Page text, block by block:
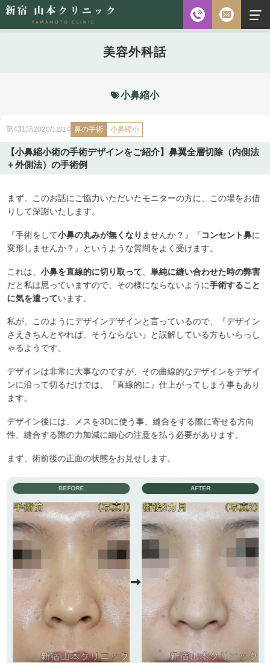
お電話
ご予約前に必ず下記のページをご確認ください。
ご予約について
※初診の方専用
無料相談・
お問い合わせ
03-5315-4391
美容外科話
小鼻縮小
第431話2020/12/14 鼻の手術 小鼻縮小
【小鼻縮小術の手術デザインをご紹介】鼻翼全層切除（内側法
＋外側法）の手術例
まず、このお話にご協力いただいたモニターの方に、この場をお借
りして深謝いたします。
『手術をして小鼻の丸みが無くなり ませんか？』『コンセント鼻に
変形しませんか？』というような質問をよく受けます。
これは、小鼻を直線的に切り取って 、単純に縫い合わせた時の弊害
だと私は思っていますので、その様にならないように手術すること
に気を遣っています。
私が、このようにデザインデザインと言っているので、『デザイン
さえきちんとやれば、そうならない』と誤解している方もいらっし
ゃるようです。
デザインは非常に大事なのですが、その曲線的なデザインをデザイ
ンに沿って切るだけでは、『直線的に』仕上がってしまう事もあり
ます。
デザイン後には、メスを3Dに使う事、縫合をする際に寄せる方向
性、縫合する際の力加減に細心の注意を払う必要があります。
まず、術前後の正面の状態をお見せします。
BEFORE AFTER